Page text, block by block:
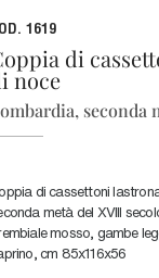
1619
di
noce
seconda
di cassettoni
metà del XVIII
mosso, gambe
cm 85x116x56